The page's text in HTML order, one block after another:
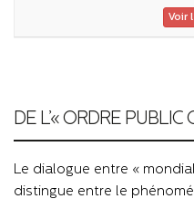
Voir
DE L’« ORDRE PUBLIC
Le dialogue entre «
distingue entre le